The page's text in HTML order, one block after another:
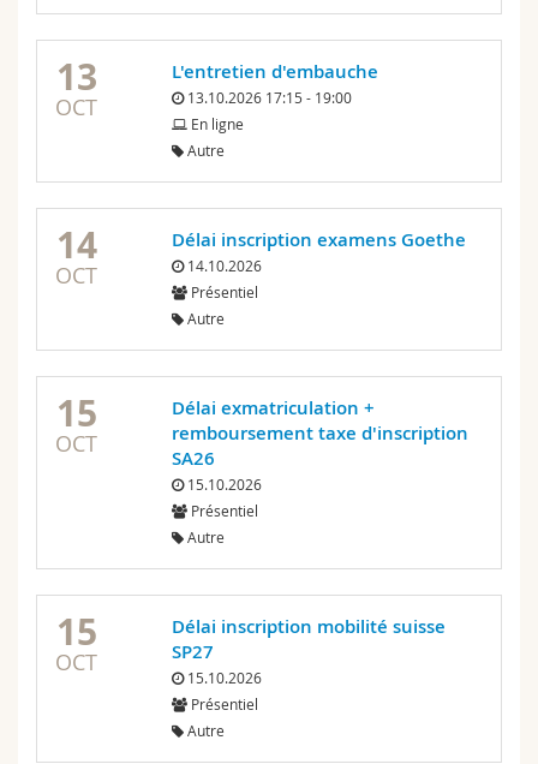
13
OCT
L'entretien d'embauche
13.10.2026 17:15 - 19:00
En ligne
Autre
14
OCT
Délai inscription examens Goethe
14.10.2026
Présentiel
Autre
15
OCT
Délai exmatriculation +
remboursement taxe d'inscription
SA26
15.10.2026
Présentiel
Autre
15
OCT
Délai inscription mobilité suisse
SP27
15.10.2026
Présentiel
Autre